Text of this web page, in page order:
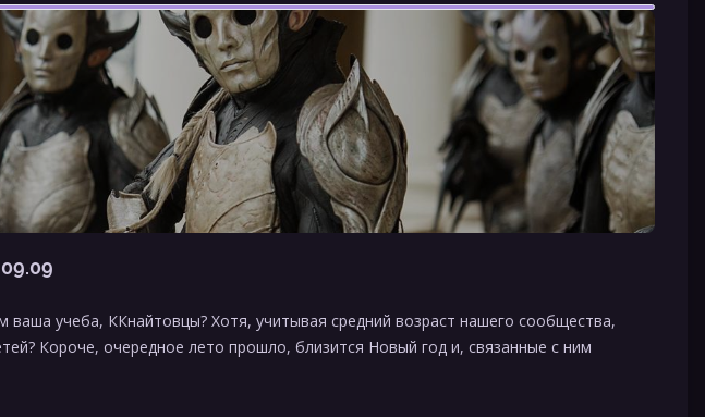
ваша учеба, ККнайтовцы? Хотя, учитывая средний возраст нашего сообщества,
Короче, очередное лето прошло, близится Новый год и, связанные с ним